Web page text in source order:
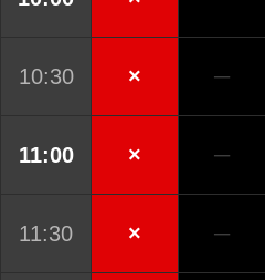
10:30 × ─
11:00 × ─
11:30 × ─